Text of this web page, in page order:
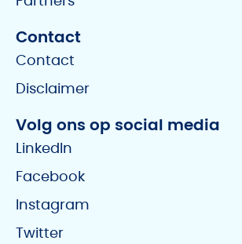
Contact
Contact
Disclaimer
Volg ons op social media
LinkedIn
Facebook
Instagram
Twitter